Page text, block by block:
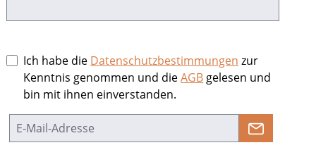
Ich habe die Datenschutzbestimmungen zur
Kenntnis genommen und dieAGB gelesen und
bin mit ihnen einverstanden.